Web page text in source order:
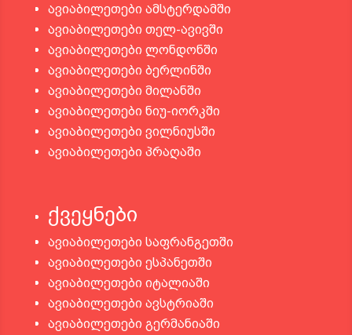
ავიაბილეთები ამსტერდამში
ავიაბილეთები თელ-ავივში
ავიაბილეთები ლონდონში
ავიაბილეთები ბერლინში
ავიაბილეთები მილანში
ავიაბილეთები ნიუ-იორკში
ავიაბილეთები ვილნიუსში
ავიაბილეთები პრაღაში
ქვეყნები
ავიაბილეთები საფრანგეთში
ავიაბილეთები ესპანეთში
ავიაბილეთები იტალიაში
ავიაბილეთები ავსტრიაში
ავიაბილეთები გერმანიაში